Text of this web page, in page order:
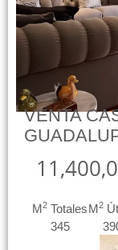
VENTA
M2 Totales
345
M2